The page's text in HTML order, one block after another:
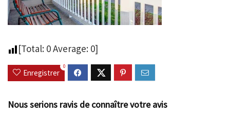
[Total: 0Average: 0]
Enregistrer
0
Nous serions ravis de connaître votre avis